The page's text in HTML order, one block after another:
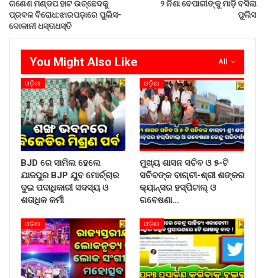
ଗଣେଶ ମଣ୍ଡପ ହାଟ ଉଚ୍ଛେଦକୁ
ପ୍ରବଳ ବିରୋଧ:ଝାରପଡ଼ାରେ ପୁଲିସ-
ଦୋକାନୀ ଧସ୍ତାଧସ୍ତି
୨ ନିଶା ବେପାରୀଙ୍କୁ ମାଡ଼ି ବସିଲା
ପୁଲିସ
All
You Might Also Like
ଓଡ଼ିଶା
BJD ରେ ସାମିଲ ହେଲେ
ଯାଜପୁର BJP ଯୁବ ମୋର୍ଚ୍ଚାର
ଦୁଇ ପଦାଧିକାରୀ ସଦସ୍ୟ ଓ
ଶତାଧିକ କର୍ମୀ
ଓଡ଼ିଶା
ମୁଖ୍ୟ ଶାସନ ସଚିବ ଓ ୫-ଟି
ସଚିବଙ୍କ ବାଗ୍‌ଚୀ-ଶ୍ରୀ ଶଙ୍କର
କ୍ୟାନ୍‌ସର ହସ୍‌ପିଟାଲ୍‌ ଓ
ଗବେଷଣା…
ଓଡ଼ିଶା ଓଡ଼ିଶା